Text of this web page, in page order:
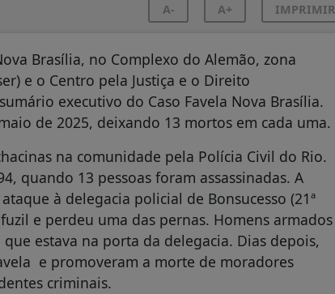
A- A+ IMPRIMIR
Brasília, no Complexo do Alemão, zona
e o Centro pela Justiça e o Direito
executivo do Caso Favela Nova Brasília.
de 2025, deixando 13 mortos em cada uma.
na comunidade pela Polícia Civil do Rio.
quando 13 pessoas foram assassinadas. A
à delegacia policial de Bonsucesso (21ª
e perdeu uma das pernas. Homens armados
estava na porta da delegacia. Dias depois,
e promoveram a morte de moradores
criminais.